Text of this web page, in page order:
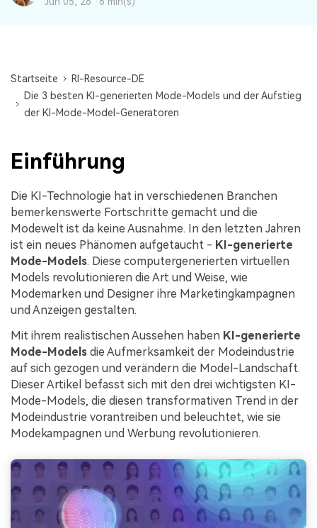
Unbegrenzte Daten vom Mac-System
Recoverit kostenlos
wiederherstellen
Weitere Produkte
Repairit - Datenreparatur
UBackit - Datensicherung
Startseite
RI-Resource-DE
Die 3 besten KI-generierten Mode-Models und der Aufstieg
der KI-Mode-Model-Generatoren
Einführung
Die KI-Technologie hat in verschiedenen Branchen
bemerkenswerte Fortschritte gemacht und die
Modewelt ist da keine Ausnahme. In den letzten Jahren
ist ein neues Phänomen aufgetaucht - KI-generierte
Mode-Models. Diese computergenerierten virtuellen
Models revolutionieren die Art und Weise, wie
Modemarken und Designer ihre Marketingkampagnen
und Anzeigen gestalten.
Mit ihrem realistischen Aussehen haben KI-generierte
Mode-Models die Aufmerksamkeit der Modeindustrie
auf sich gezogen und verändern die Model-Landschaft.
Dieser Artikel befasst sich mit den drei wichtigsten KI-
Mode-Models, die diesen transformativen Trend in der
Modeindustrie vorantreiben und beleuchtet, wie sie
Modekampagnen und Werbung revolutionieren.